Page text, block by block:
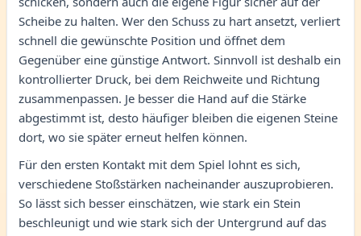
Scheibe zu halten. Wer den Schuss zu hart ansetzt, verliert
schnell die gewünschte Position und öffnet dem
Gegenüber eine günstige Antwort. Sinnvoll ist deshalb ein
kontrollierter Druck, bei dem Reichweite und Richtung
zusammenpassen. Je besser die Hand auf die Stärke
abgestimmt ist, desto häufiger bleiben die eigenen Steine
dort, wo sie später erneut helfen können.
Für den ersten Kontakt mit dem Spiel lohnt es sich,
verschiedene Stoßstärken nacheinander auszuprobieren.
So lässt sich besser einschätzen, wie stark ein Stein
beschleunigt und wie stark sich der Untergrund auf das